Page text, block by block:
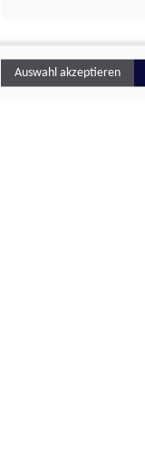
Auswahl akzeptieren